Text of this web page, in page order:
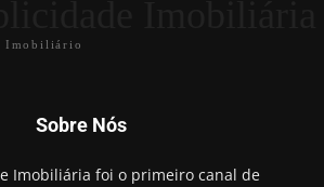
Imobiliário
Sobre Nós
Imobiliária foi o primeiro canal de